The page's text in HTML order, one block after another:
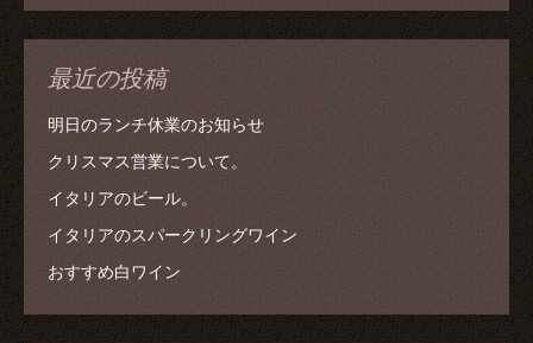
最近の投稿
明日のランチ休業のお知らせ
クリスマス営業について。
イタリアのビール。
イタリアのスパークリングワイン
おすすめ白ワイン